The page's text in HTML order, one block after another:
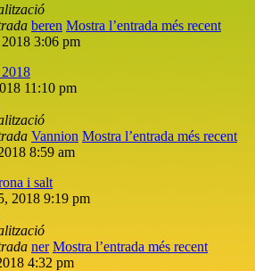
beren Mostra l’entrada més recent
3:06 pm
11:10 pm
Vannion Mostra l’entrada més recent
8:59 am
i salt
2018 9:19 pm
ner Mostra l’entrada més recent
4:32 pm